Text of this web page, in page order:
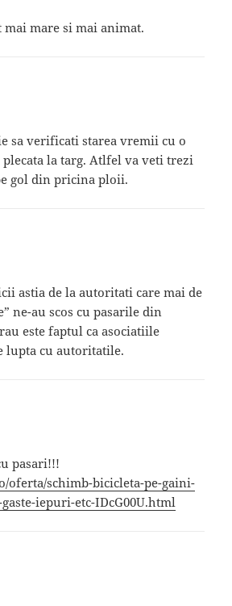
mai mare si mai animat.
sa verificati starea vremii cu o
plecata la targ. Atlfel va veti trezi
gol din pricina ploii.
astia de la autoritati care mai de
ne-au scos cu pasarile din
este faptul ca asociatiile
lupta cu autoritatile.
pasari!!!
oferta/schimb-bicicleta-pe-gaini-
iepuri-etc-IDcG00U.html